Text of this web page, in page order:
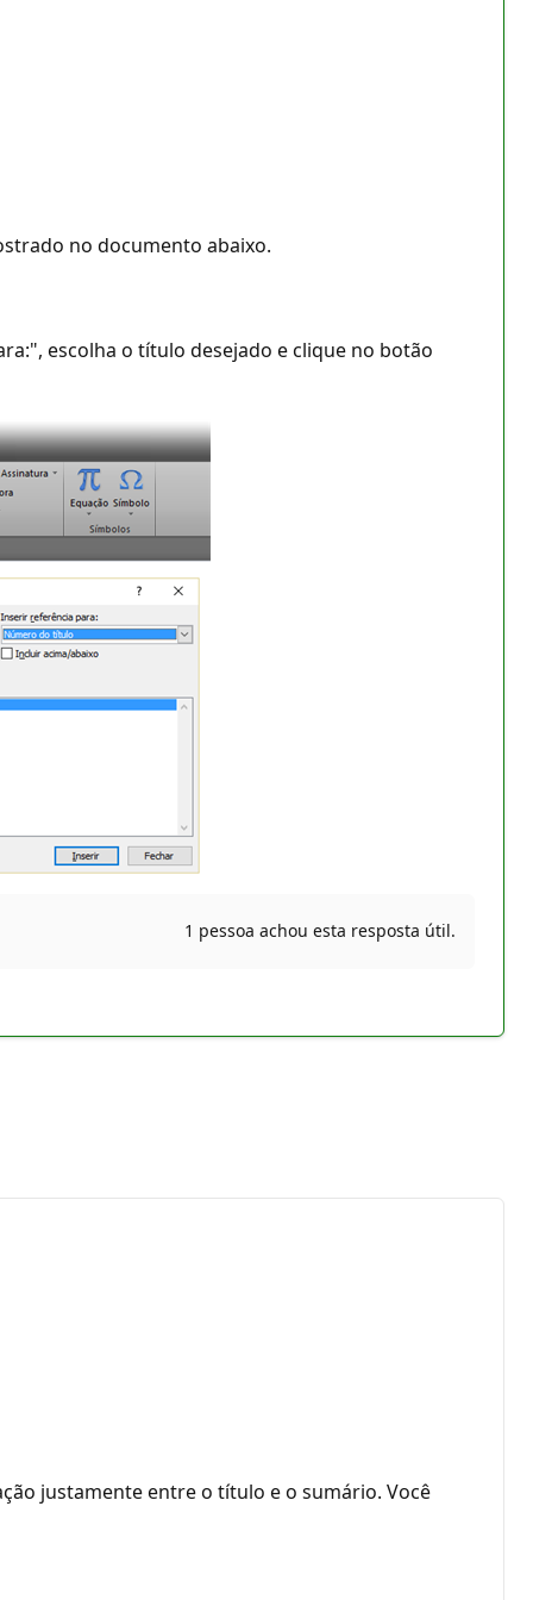
no documento abaixo.
escolha o título desejado e clique no botão
1 pessoa achou esta resposta útil.
justamente entre o título e o sumário. Você